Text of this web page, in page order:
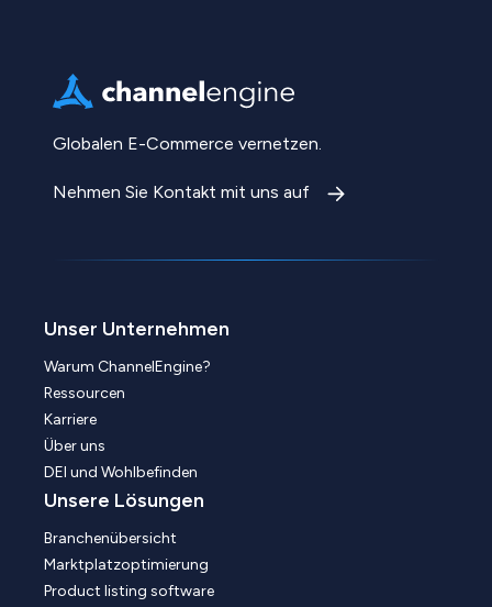
Globalen E-Commerce vernetzen.
Nehmen Sie Kontakt mit uns auf
Unser Unternehmen
Warum ChannelEngine?
Ressourcen
Karriere
Über uns
DEI und Wohlbefinden
Unsere Lösungen
Branchenübersicht
Marktplatzoptimierung
Product listing software